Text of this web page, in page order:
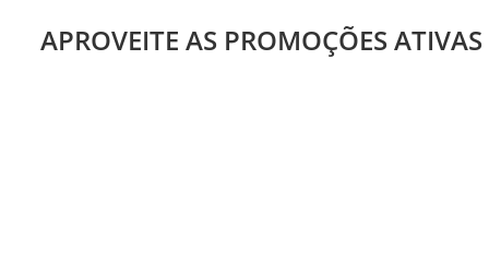
APROVEITE AS PROMOÇÕES ATIVAS